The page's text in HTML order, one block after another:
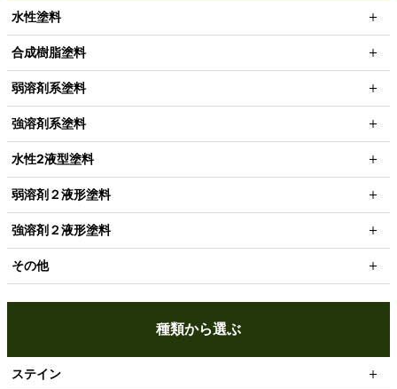
水性塗料
合成樹脂塗料
弱溶剤系塗料
強溶剤系塗料
水性2液型塗料
弱溶剤２液形塗料
強溶剤２液形塗料
その他
種類から選ぶ
ステイン